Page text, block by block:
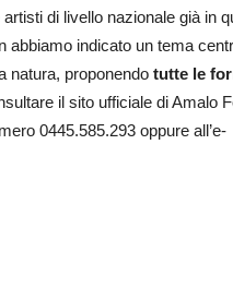
di livello nazionale già in
abbiamo indicato un tema
natura, proponendo tutte le
il sito ufficiale di Amalo
0445.585.293 oppure all’e-